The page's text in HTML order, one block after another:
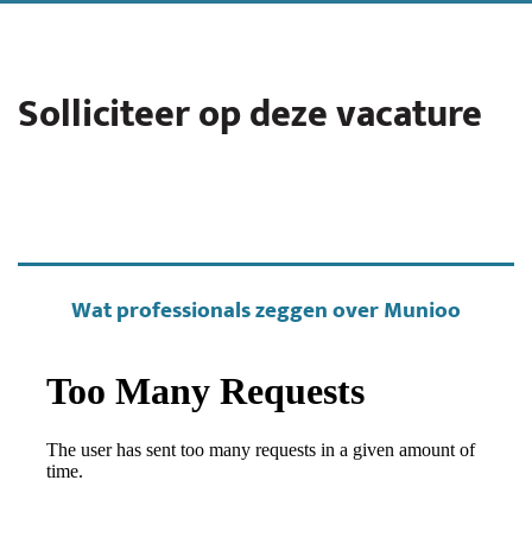
Solliciteer op deze vacature
Wat professionals zeggen over Munioo